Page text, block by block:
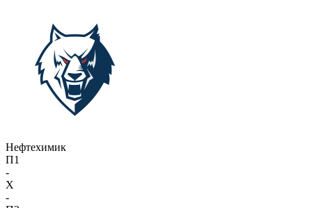
Нефтехимик
П1
-
X
-